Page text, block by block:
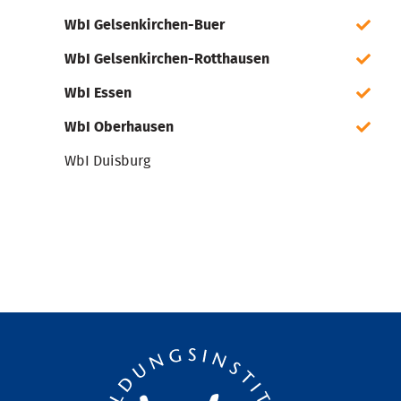
WbI Gelsenkirchen-Buer
WbI Gelsenkirchen-Rotthausen
WbI Essen
WbI Oberhausen
WbI Duisburg